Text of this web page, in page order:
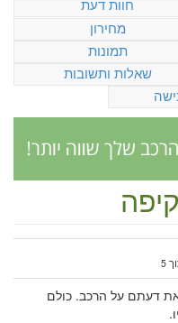
חוות דעת
מחירון
תמונות
שאלות ותשובות
5
את דעתם על הרכב. כולם